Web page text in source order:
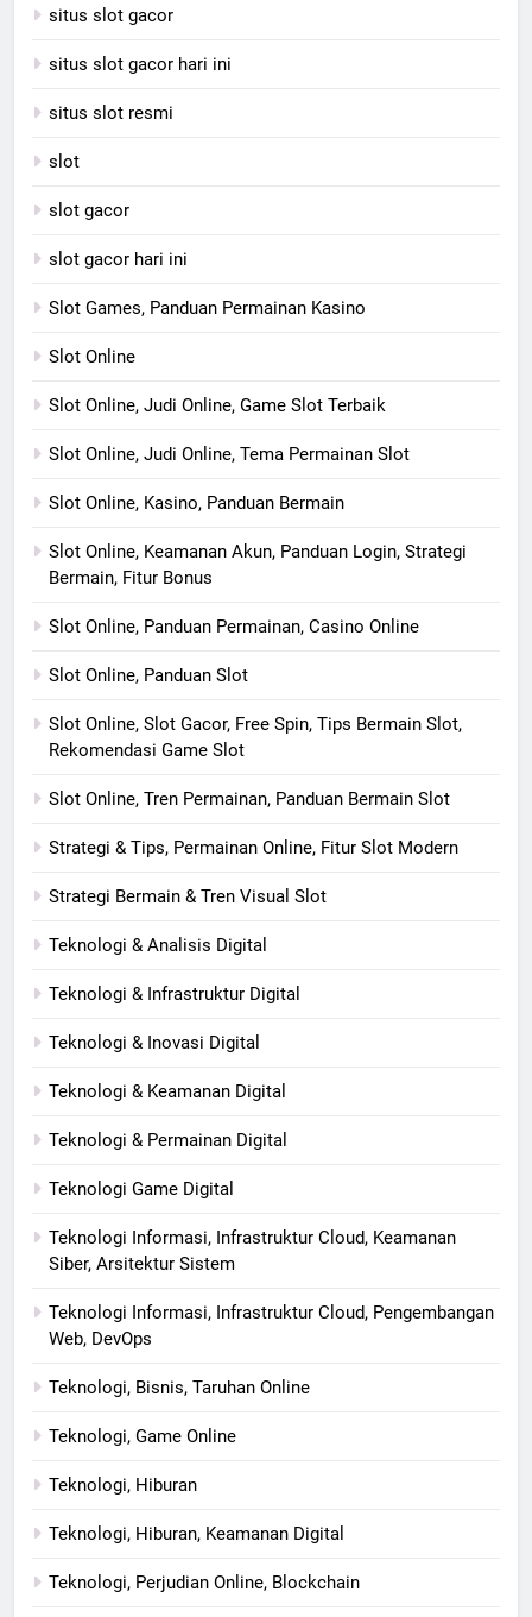
situs slot gacor
situs slot gacor hari ini
situs slot resmi
slot
slot gacor
slot gacor hari ini
Slot Games, Panduan Permainan Kasino
Slot Online
Slot Online, Judi Online, Game Slot Terbaik
Slot Online, Judi Online, Tema Permainan Slot
Slot Online, Kasino, Panduan Bermain
Slot Online, Keamanan Akun, Panduan Login, Strategi
Bermain, Fitur Bonus
Slot Online, Panduan Permainan, Casino Online
Slot Online, Panduan Slot
Slot Online, Slot Gacor, Free Spin, Tips Bermain Slot,
Rekomendasi Game Slot
Slot Online, Tren Permainan, Panduan Bermain Slot
Strategi & Tips, Permainan Online, Fitur Slot Modern
Strategi Bermain & Tren Visual Slot
Teknologi & Analisis Digital
Teknologi & Infrastruktur Digital
Teknologi & Inovasi Digital
Teknologi & Keamanan Digital
Teknologi & Permainan Digital
Teknologi Game Digital
Teknologi Informasi, Infrastruktur Cloud, Keamanan
Siber, Arsitektur Sistem
Teknologi Informasi, Infrastruktur Cloud, Pengembangan
Web, DevOps
Teknologi, Bisnis, Taruhan Online
Teknologi, Game Online
Teknologi, Hiburan
Teknologi, Hiburan, Keamanan Digital
Teknologi, Perjudian Online, Blockchain